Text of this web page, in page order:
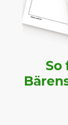
So